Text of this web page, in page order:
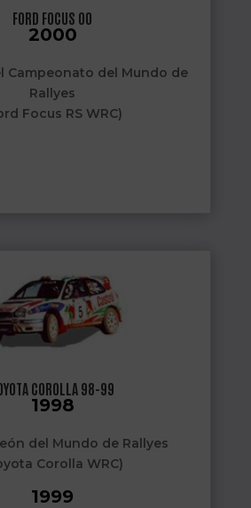
FORD FOCUS 00
2000
Campeonato del Mundo de
Rallyes
Focus RS WRC)
COROLLA 98-99
1998
del Mundo de Rallyes
Corolla WRC)
1999